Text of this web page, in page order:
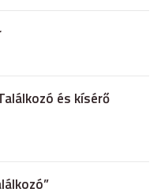
és kísérő